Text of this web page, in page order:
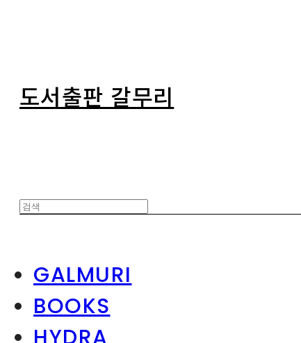
도서출판 갈무리
GALMURI
BOOKS